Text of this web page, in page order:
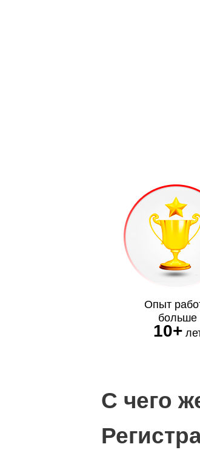
Опыт
больше
10+
С чего